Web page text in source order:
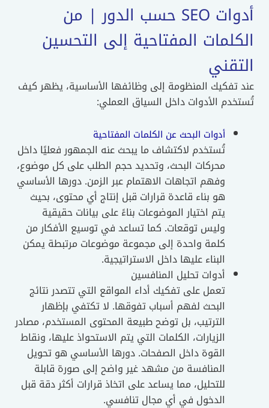
أدوات SEO حسب الدور | من
المفتاحية إلى التحسين
تفكيك المنظومة إلى وظائفها الأساسية، يظهر كيف
الأدوات داخل السياق العملي:
أدوات البحث عن الكلمات المفتاحية
تُستخدم لاكتشاف ما يبحث عنه الجمهور فعليًا داخل
محركات البحث، وتحديد حجم الطلب على كل موضوع،
وفهم اتجاهات الاهتمام عبر الزمن. دورها الأساسي
هو بناء قاعدة قرارات قبل إنتاج أي محتوى، بحيث
يتم اختيار الموضوعات بناءً على بيانات حقيقية
وليس توقعات. كما تساعد في توسيع الأفكار من
كلمة واحدة إلى مجموعة موضوعات مرتبطة يمكن
البناء عليها داخل الاستراتيجية.
أدوات تحليل المنافسين
تعمل على تفكيك أداء المواقع التي تتصدر نتائج
البحث لفهم أسباب تفوقها. لا تكتفي بإظهار
الترتيب، بل توضح طبيعة المحتوى المستخدم، مصادر
الزيارات، الكلمات التي يتم الاستحواذ عليها، ونقاط
القوة داخل الصفحات. دورها الأساسي هو تحويل
المنافسة من مشهد غير واضح إلى صورة قابلة
للتحليل، مما يساعد على اتخاذ قرارات أكثر دقة قبل
الدخول في أي مجال تنافسي.